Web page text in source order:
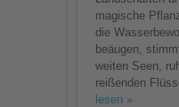
magische
die
beäugen,
weiten Seen,
reißenden
lesen »